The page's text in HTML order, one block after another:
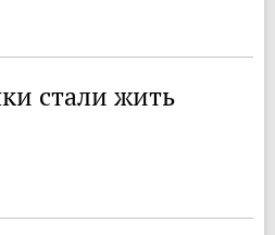
стали жить